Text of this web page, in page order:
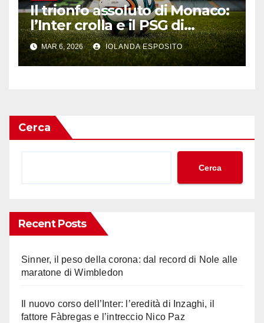
Il trionfo assoluto di Monaco:
l’Inter crolla e il PSG di
Vitinha domina l’Europa
MAR 6, 2026 IOLANDA ESPOSITO
Cerca
Cerca
Recent Posts
Sinner, il peso della corona: dal record di Nole alle
maratone di Wimbledon
Il nuovo corso dell’Inter: l’eredità di Inzaghi, il
fattore Fàbregas e l’intreccio Nico Paz